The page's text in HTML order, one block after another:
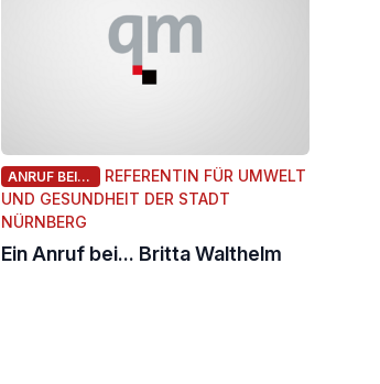
ANRUF BEI...
REFERENTIN FÜR UMWELT
UND GESUNDHEIT DER STADT
NÜRNBERG
Ein Anruf bei... Britta Walthelm